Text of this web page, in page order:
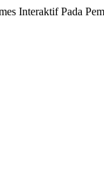
Interaktif Pada